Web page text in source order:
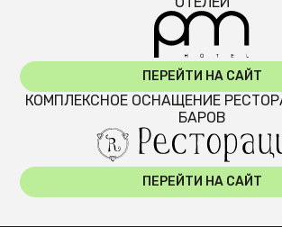
ПЕРЕЙТИ НА САЙТ
КОМПЛЕКСНОЕ ОСНАЩЕНИЕ
БАРОВ
ПЕРЕЙТИ НА САЙТ